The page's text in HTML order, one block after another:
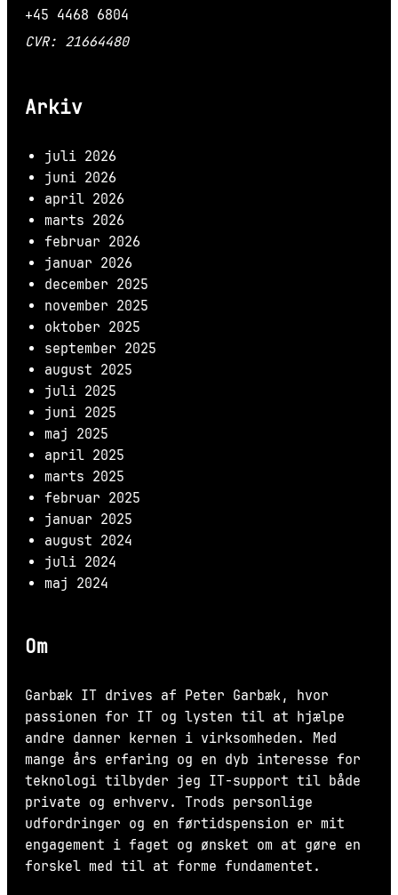
+45 4468 6804
CVR: 21664480
Arkiv
juli 2026
juni 2026
april 2026
marts 2026
februar 2026
januar 2026
december 2025
november 2025
oktober 2025
september 2025
august 2025
juli 2025
juni 2025
maj 2025
april 2025
marts 2025
februar 2025
januar 2025
august 2024
juli 2024
maj 2024
Om
Garbæk IT drives af Peter Garbæk, hvor
passionen for IT og lysten til at hjælpe
andre danner kernen i virksomheden. Med
mange års erfaring og en dyb interesse for
teknologi tilbyder jeg IT-support til både
private og erhverv. Trods personlige
udfordringer og en førtidspension er mit
engagement i faget og ønsket om at gøre en
forskel med til at forme fundamentet.